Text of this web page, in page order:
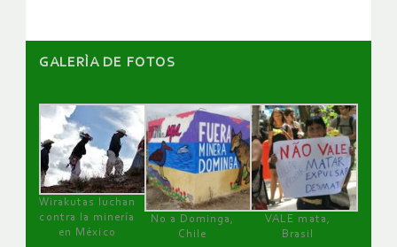
GALERÌA DE FOTOS
Wirakutas luchan
contra la minería
en México
No a Dominga,
Chile
VALE mata,
Brasil